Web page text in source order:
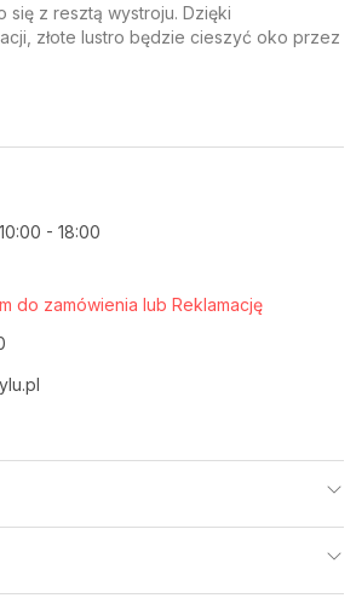
się z resztą wystroju. Dzięki
złote lustro będzie cieszyć oko przez
- 18:00
do zamówienia lub Reklamację